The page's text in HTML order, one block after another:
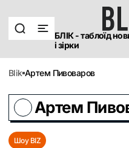
БЛІК - таблоїд
і зірки
blik Артем Пивоваров
Артем
Шоу BIZ